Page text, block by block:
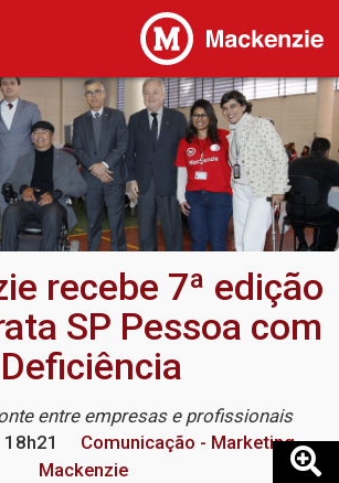
recebe 7ª edição
SP Pessoa com
Deficiência
entre empresas e profissionais
18h21
Comunicação - Marketing
Mackenzie